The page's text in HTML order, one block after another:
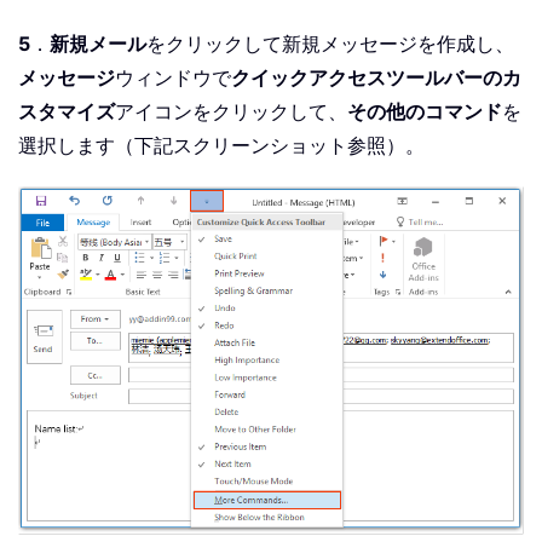
5 ． 新規メールをクリックして新規メッセージを作成し、
メッセージウィンドウでクイックアクセスツールバーのカ
スタマイズアイコンをクリックして、 その他のコマンドを
選択します（下記スクリーンショット参照）。